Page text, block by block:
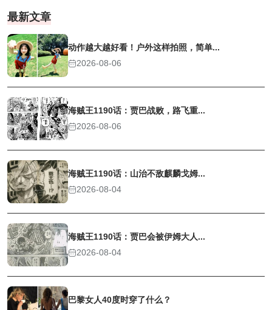
最新文章
动作越大越好看！户外这样拍照，简单...
2026-08-06
海贼王1190话：贾巴战败，路飞重...
2026-08-06
海贼王1190话：山治不敌麒麟戈姆...
2026-08-04
海贼王1190话：贾巴会被伊姆大人...
2026-08-04
巴黎女人40度时穿了什么？